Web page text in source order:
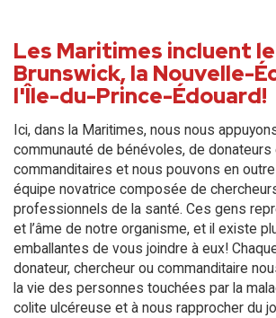
Les Maritimes incluent
Brunswick, la Nouvelle-
l'Île-du-Prince-Édouard!
Ici, dans la Maritimes, nous nous
communauté de bénévoles, de donateurs
commanditaires et nous pouvons en
équipe novatrice composée de
professionnels de la santé. Ces gens
et l’âme de notre organisme, et il existe
emballantes de vous joindre à eux!
donateur, chercheur ou commanditaire
la vie des personnes touchées par la
colite ulcéreuse et à nous rapprocher du